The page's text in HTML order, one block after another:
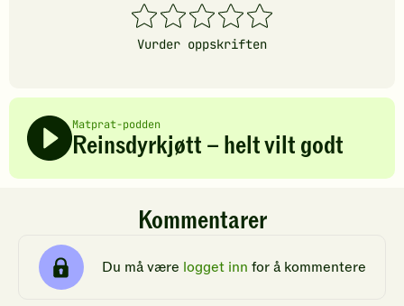
1
stjerner
2
stjerner
3
stjerner
4
stjerner
5
stjerner
Vurder oppskriften
Matprat-podden
Reinsdyrkjøtt – helt vilt godt
Kommentarer
Du må være logget inn for å kommentere